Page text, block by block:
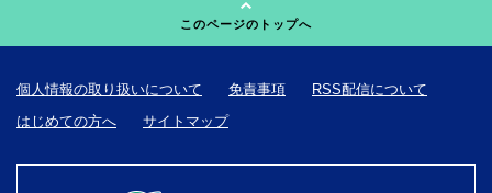
このページのトップへ
個人情報の取り扱いについて 免責事項
RSS配信について
はじめての方へ
サイトマップ